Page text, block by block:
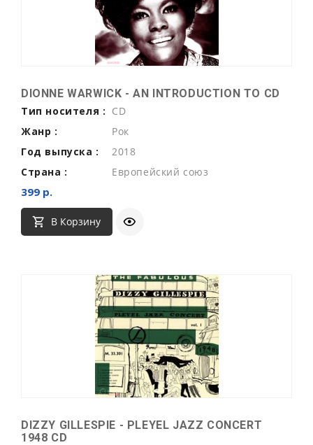
DIONNE WARWICK - AN INTRODUCTION TO CD
Тип носителя : CD
Жанр :
Рок
Год выпуска :
2018
Страна :
Европейский союз
399 р.
В Корзину
DIZZY GILLESPIE - PLEYEL JAZZ CONCERT
1948 CD